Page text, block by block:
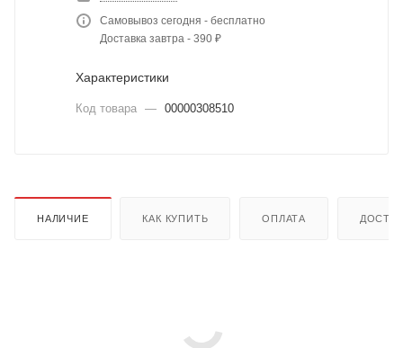
Самовывоз сегодня - бесплатно
Доставка завтра - 390 ₽
Характеристики
Код товара — 00000308510
НАЛИЧИЕ КАК КУПИТЬ ОПЛАТА